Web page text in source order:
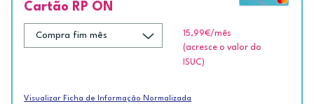
Cartão RP ON
15,99€/mês
(acresce o valor do
ISUC)
Visualizar Ficha de Informação Normalizada